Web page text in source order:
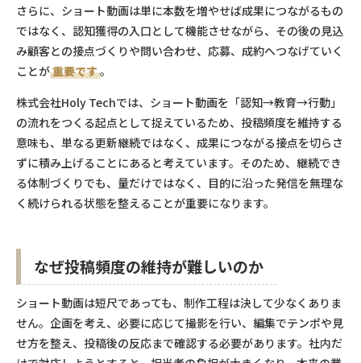
さらに、ショート動画は単に本数を増やせば成果につながるもの
ではなく、認知獲得の入口として機能させながら、その後の見込
み顧客との接点づくりや問い合わせ、応募、成約へつなげていく
ことが重要です。
株式会社Holy Techでは、ショート動画を「認知→教育→行動」
の流れをつくる起点として捉えているため、投稿頻度を維持する
意味も、単なる更新継続ではなく、成果につながる接点を切らさ
ずに積み上げることにあると考えています。そのため、継続でき
る体制づくりでも、量だけではなく、目的に沿った発信を無理な
く続けられる状態を整えることが重要になります。
なぜ投稿頻度の維持が難しいのか
ショート動画は短尺であっても、制作工程は決して少なくありま
せん。企画を考え、必要に応じて撮影を行い、編集でテンポや見
せ方を整え、投稿後の反応まで確認する必要があります。社内だ